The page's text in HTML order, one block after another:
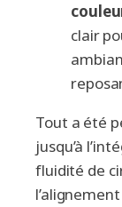
clair
Tout a été
jusqu’à
fluidité de